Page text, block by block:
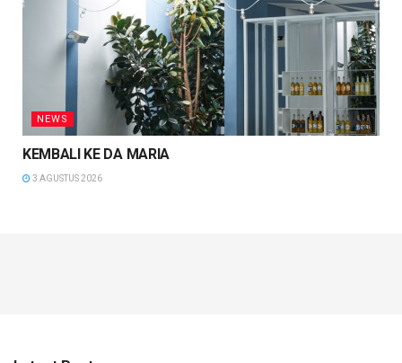
NEWS
KEMBALI KE DA MARIA
3 AGUSTUS 2026